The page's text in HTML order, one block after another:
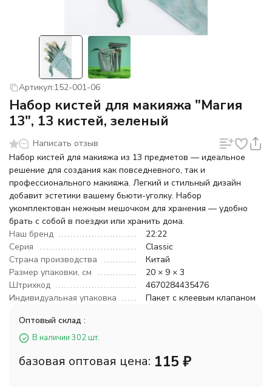
Артикул:152-001-06
Набор кистей для макияжа "Магия
13", 13 кистей, зеленый
Написать отзыв
Набор кистей для макияжа из 13 предметов — идеальное
решение для создания как повседневного, так и
профессионального макияжа. Легкий и стильный дизайн
добавит эстетики вашему бьюти-уголку. Набор
укомплектован нежным мешочком для хранения — удобно
брать с собой в поездки или хранить дома.
Наш бренд
22:22
Серия
Classic
Страна производства
Китай
Размер упаковки, см
20 × 9 × 3
Штрихкод
4670284435476
Индивидуальная упаковка
Пакет с клеевым клапаном
Оптовый склад :
В наличии 302 шт.
базовая оптовая цена: 115 ₽